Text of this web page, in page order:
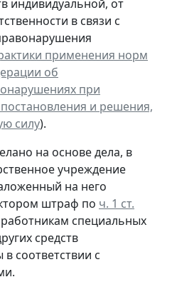
индивидуальной, от
в связи с
применения норм
об
при
и решения,
силу).
на основе дела, в
учреждение
на него
штраф по ч. 1 ст.
специальных
средств
соответствии с